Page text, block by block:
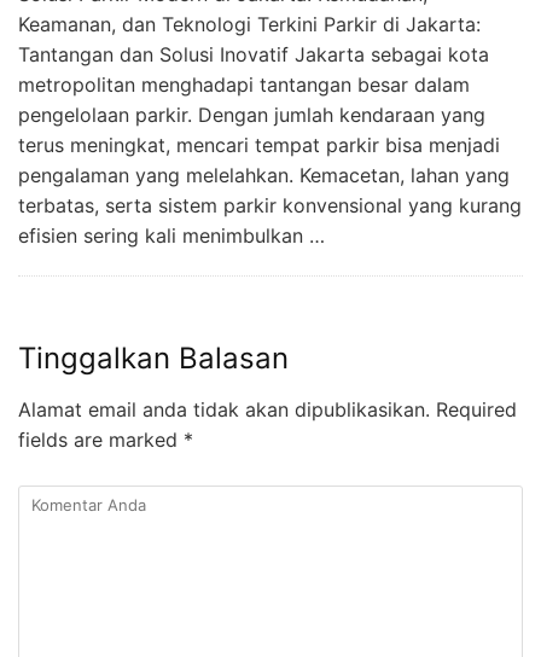
Keamanan, dan Teknologi Terkini Parkir di Jakarta:
Tantangan dan Solusi Inovatif Jakarta sebagai kota
metropolitan menghadapi tantangan besar dalam
pengelolaan parkir. Dengan jumlah kendaraan yang
terus meningkat, mencari tempat parkir bisa menjadi
pengalaman yang melelahkan. Kemacetan, lahan yang
terbatas, serta sistem parkir konvensional yang kurang
efisien sering kali menimbulkan …
Tinggalkan Balasan
Alamat email anda tidak akan dipublikasikan. Required
fields are marked *